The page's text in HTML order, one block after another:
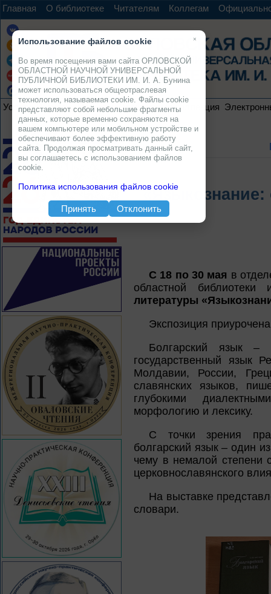
Главная О библиотеке Читателям Коллегам
Услуги Ресурсы Проекты Электронная коллекция
«Языкознание:
С 18 по 30 мая в
областной
литературы
Экспозиция
Болгарский язык –
государственный язык
Молдавии, России,
славянских языков,
глубокими
морфологию и лексику.
С точки зрения
болгарский язык – один
чему в немалой степени
церковнославянского
На выставке
словари.
×
Использование файлов cookie
Во время посещения вами сайта ОРЛОВСКОЙ
ОБЛАСТНОЙ НАУЧНОЙ УНИВЕРСАЛЬНОЙ
ПУБЛИЧНОЙ БИБЛИОТЕКИ ИМ. И. А. Бунина
может использоваться общеотраслевая
технология, называемая cookie. Файлы cookie
представляют собой небольшие фрагменты
данных, которые временно сохраняются на
вашем компьютере или мобильном устройстве и
обеспечивают более эффективную работу
сайта. Продолжая просматривать данный сайт,
вы соглашаетесь с использованием файлов
cookie.
Политика использования файлов cookie
Принять Отклонить